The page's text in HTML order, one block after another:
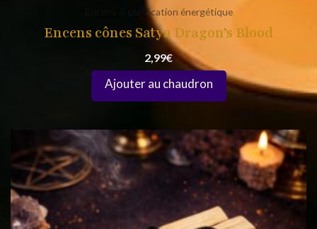
Encens & purification énergétique
Encens cônes Satya Dragon’s Blood
2,99€